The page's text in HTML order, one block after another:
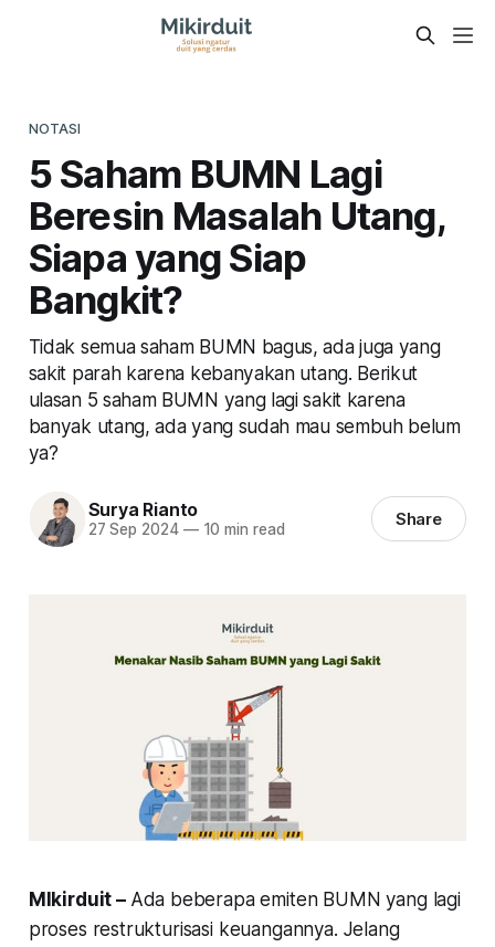
NOTASI
5 Saham BUMN Lagi
Beresin Masalah Utang,
Siapa yang Siap
Bangkit?
Tidak semua saham BUMN bagus, ada juga yang
sakit parah karena kebanyakan utang. Berikut
ulasan 5 saham BUMN yang lagi sakit karena
banyak utang, ada yang sudah mau sembuh belum
ya?
Surya Rianto
27 Sep 2024 —10 min read Share
MIkirduit – Ada beberapa emiten BUMN yang lagi
proses restrukturisasi keuangannya. Jelang